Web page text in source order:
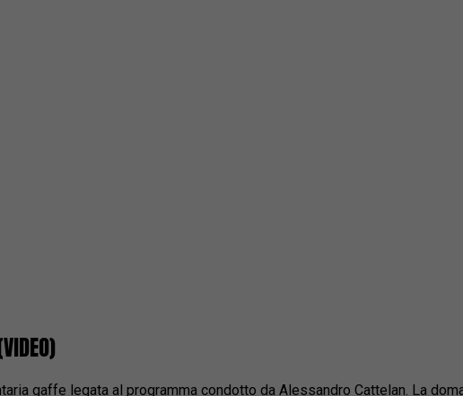
gaffe legata al programma condotto da Alessandro Cattelan. La